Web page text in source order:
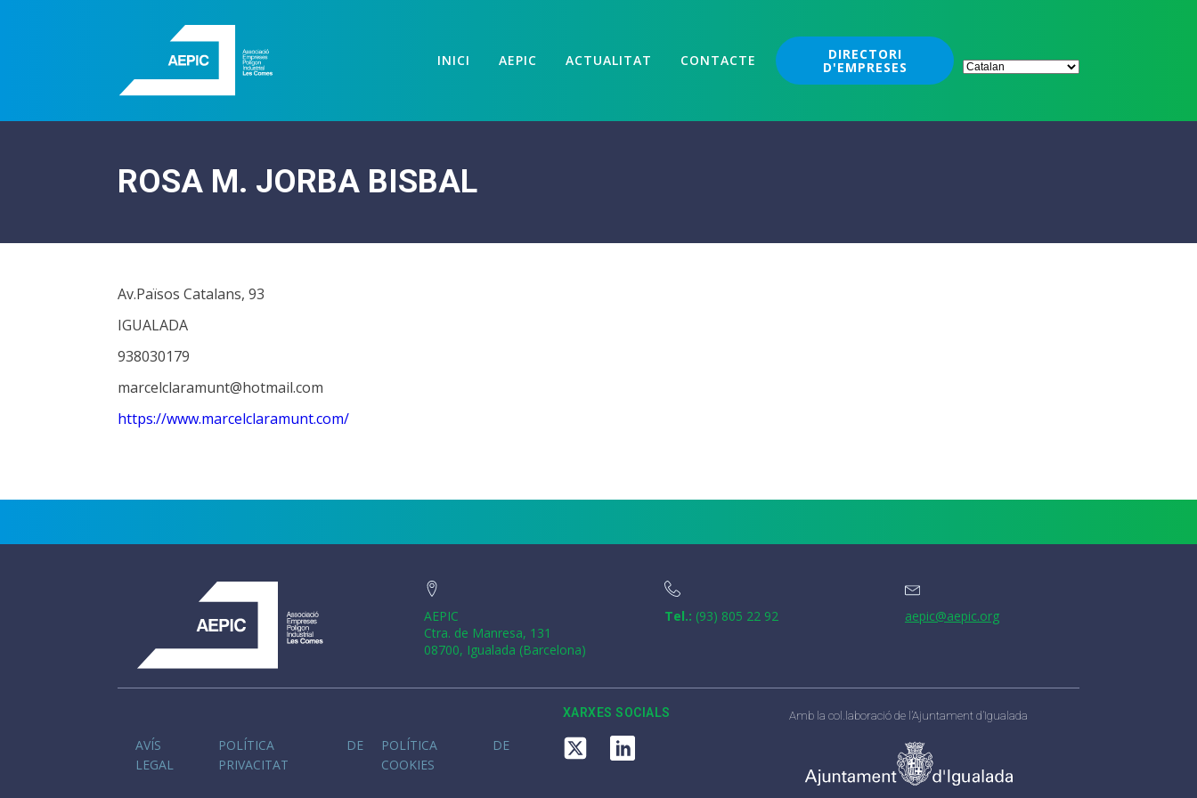
INICI AEPIC ACTUALITAT CONTACTE DIRECTORI
D'EMPRESES
ROSA M. JORBA BISBAL
Av.Països Catalans, 93
IGUALADA
938030179
marcelclaramunt@hotmail.com
https://www.marcelclaramunt.com/
AEPIC
Ctra. de Manresa, 131
08700, Igualada (Barcelona)
Tel.: (93) 805 22 92 aepic@aepic.org
AVÍS
LEGAL
POLÍTICA DE
PRIVACITAT
POLÍTICA DE
COOKIES
XARXES SOCIALS Amb la col.laboració de l’Ajuntament d’Igualada